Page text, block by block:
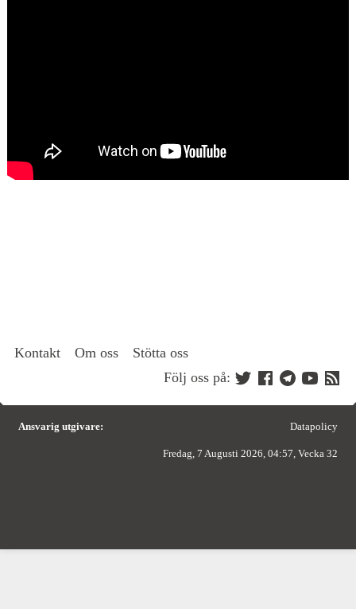
Kontakt Om oss
Stötta oss
Följ oss på:
Ansvarig utgivare: Datapolicy
Fredag, 7 Augusti 2026, 04:57, Vecka 32